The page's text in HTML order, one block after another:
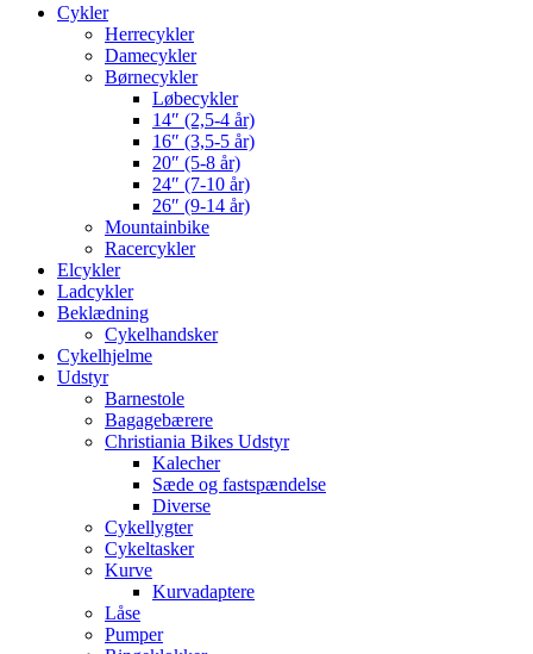
Cykler
Herrecykler
Damecykler
Børnecykler
Løbecykler
14″ (2,5-4 år)
16″ (3,5-5 år)
20″ (5-8 år)
24″ (7-10 år)
26″ (9-14 år)
Mountainbike
Racercykler
Elcykler
Ladcykler
Beklædning
Cykelhandsker
Cykelhjelme
Udstyr
Barnestole
Bagagebærere
Christiania Bikes Udstyr
Kalecher
Sæde og fastspændelse
Diverse
Cykellygter
Cykeltasker
Kurve
Kurvadaptere
Låse
Pumper